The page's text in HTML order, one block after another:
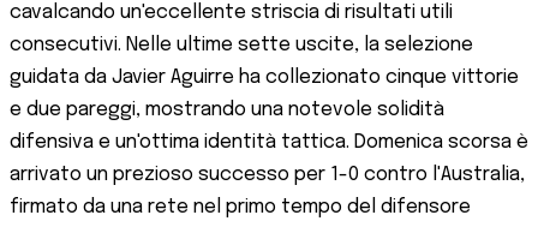
cavalcando un'eccellente striscia di risultati utili
consecutivi. Nelle ultime sette uscite, la selezione
guidata da Javier Aguirre ha collezionato cinque vittorie
e due pareggi, mostrando una notevole solidità
difensiva e un'ottima identità tattica. Domenica scorsa è
arrivato un prezioso successo per 1-0 contro l'Australia,
firmato da una rete nel primo tempo del difensore